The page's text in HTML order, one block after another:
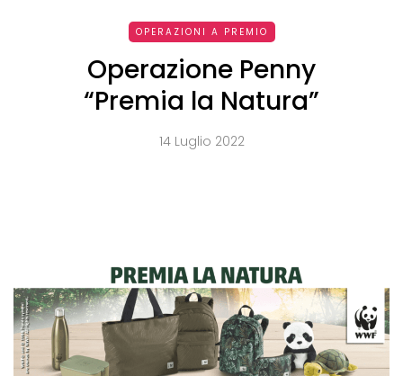
OPERAZIONI A PREMIO
Operazione Penny
“Premia la Natura”
14 Luglio 2022